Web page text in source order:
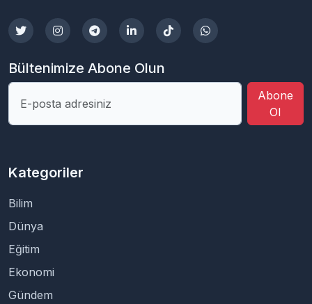
Bültenimize Abone Olun
Abone
Ol
Kategoriler
Bilim
Dünya
Eğitim
Ekonomi
Gündem